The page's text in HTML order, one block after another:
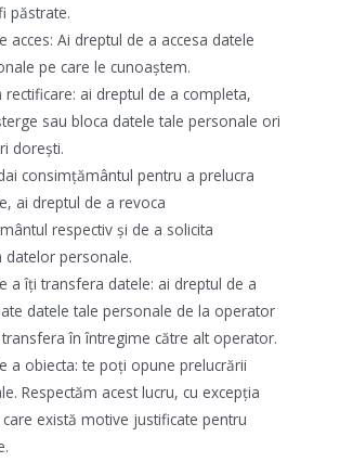
păstrate.
acces: Ai dreptul de a accesa datele
pe care le cunoaștem.
rectificare: ai dreptul de a completa,
sau bloca datele tale personale ori
dorești.
consimțământul pentru a prelucra
ai dreptul de a revoca
respectiv și de a solicita
datelor personale.
a îți transfera datele: ai dreptul de a
datele tale personale de la operator
în întregime către alt operator.
a obiecta: te poți opune prelucrării
Respectăm acest lucru, cu excepția
care există motive justificate pentru